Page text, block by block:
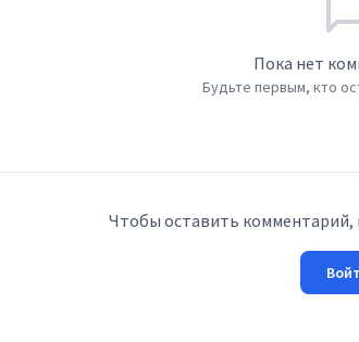
Пока нет
Будьте первым, кто
Чтобы оставить комментарий,